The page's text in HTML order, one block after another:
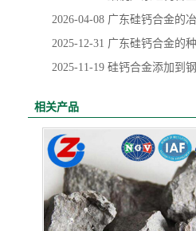
2026-04-08 广东硅钙合金的
2025-12-31 广东硅钙合金的
2025-11-19 硅钙合金添加到
相关产品